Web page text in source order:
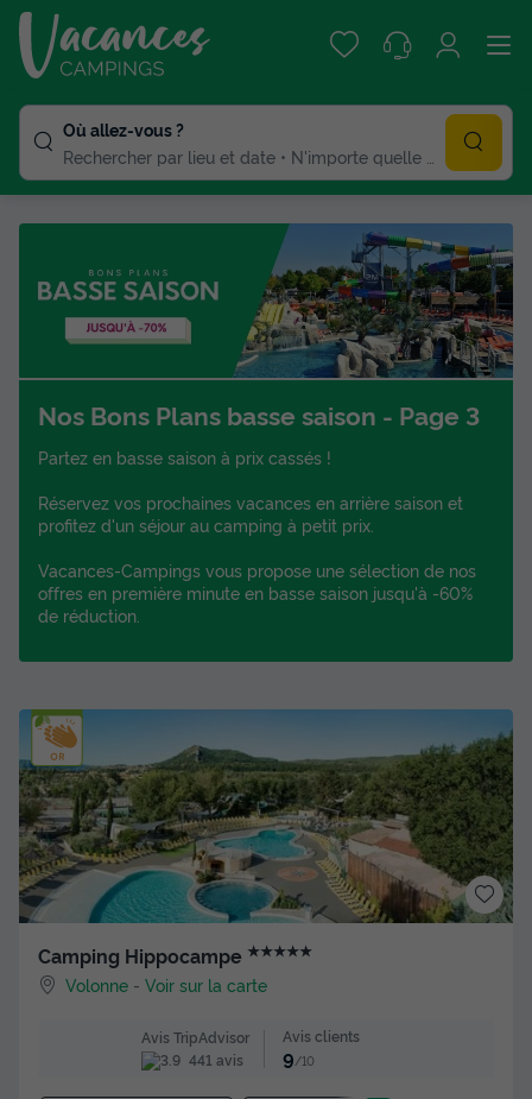
Où allez-vous ?
Rechercher par lieu et date
N'importe quelle duree
Nos Bons Plans basse saison - Page 3
Partez en basse saison à prix cassés !
Réservez vos prochaines vacances en arrière saison et
profitez d'un séjour au camping à petit prix.
Vacances-Campings vous propose une sélection de nos
offres en première minute en basse saison jusqu'à -60%
de réduction.
Camping Hippocampe ★★★★★
Volonne -Voir sur la carte
Avis TripAdvisor
441 avis
Avis clients
9/10